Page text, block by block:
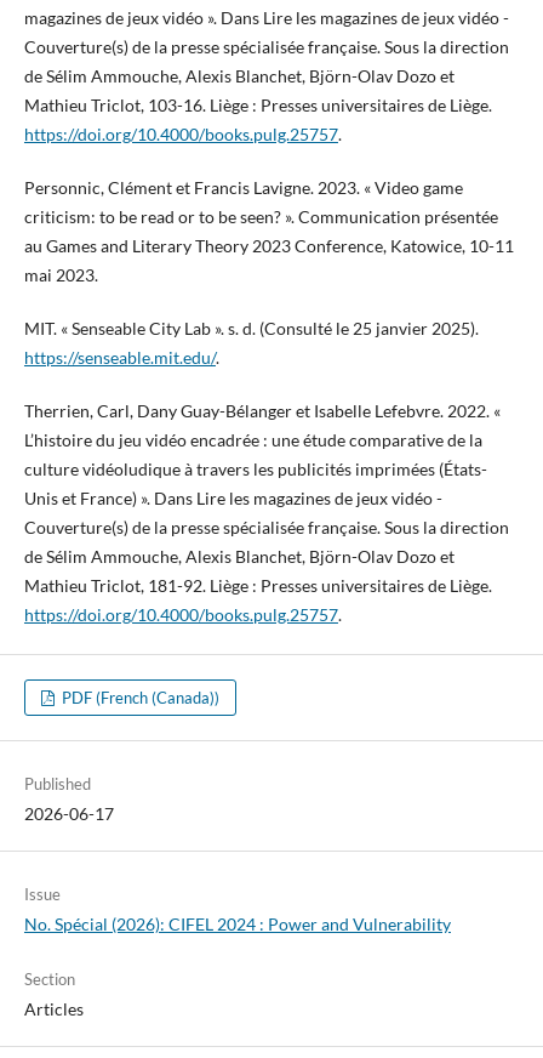
magazines de jeux vidéo ». Dans Lire les magazines de jeux vidéo -
Couverture(s) de la presse spécialisée française. Sous la direction
de Sélim Ammouche, Alexis Blanchet, Björn-Olav Dozo et
Mathieu Triclot, 103-16. Liège : Presses universitaires de Liège.
https://doi.org/10.4000/books.pulg.25757.
Personnic, Clément et Francis Lavigne. 2023. « Video game
criticism: to be read or to be seen? ». Communication présentée
au Games and Literary Theory 2023 Conference, Katowice, 10-11
mai 2023.
MIT. « Senseable City Lab ». s. d. (Consulté le 25 janvier 2025).
https://senseable.mit.edu/.
Therrien, Carl, Dany Guay-Bélanger et Isabelle Lefebvre. 2022. «
L’histoire du jeu vidéo encadrée : une étude comparative de la
culture vidéoludique à travers les publicités imprimées (États-
Unis et France) ». Dans Lire les magazines de jeux vidéo -
Couverture(s) de la presse spécialisée française. Sous la direction
de Sélim Ammouche, Alexis Blanchet, Björn-Olav Dozo et
Mathieu Triclot, 181-92. Liège : Presses universitaires de Liège.
https://doi.org/10.4000/books.pulg.25757.
PDF (French (Canada))
Published
2026-06-17
Issue
No. Spécial (2026): CIFEL 2024 : Power and Vulnerability
Section
Articles